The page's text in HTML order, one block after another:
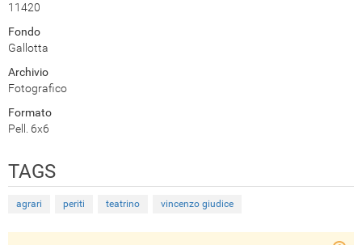
11420
Fondo
Gallotta
Archivio
Fotografico
Formato
Pell. 6x6
TAGS
agrari periti teatrino vincenzo giudice